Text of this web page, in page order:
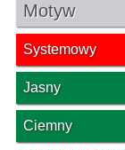
Motyw
Systemowy
Jasny
Ciemny